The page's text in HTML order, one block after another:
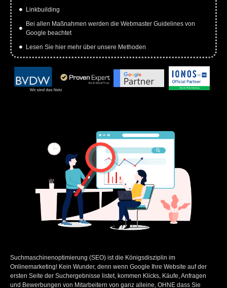
Linkbuilding
Bei allen Maßnahmen werden die Webmaster Guidelines von
Google beachtet
Lesen Sie hier mehr über unsere Methoden
Suchmaschinenoptimierung (SEO) ist die Königsdisziplin im
Onlinemarketing! Kein Wunder, denn wenn Google Ihre Website auf der
ersten Seite der Suchergebnisse listet, kommen Klicks, Käufe, Anfragen
und Bewerbungen von Mitarbeitern von ganz alleine, OHNE dass Sie